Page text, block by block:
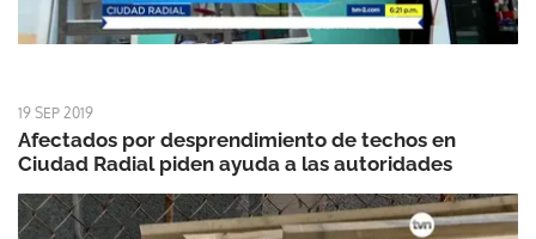
19 SEP 2019
Afectados por desprendimiento de techos en
Ciudad Radial piden ayuda a las autoridades